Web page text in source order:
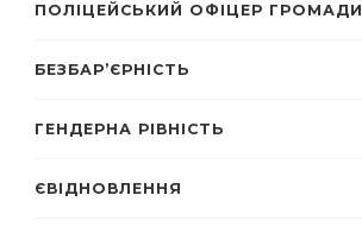
ПОЛІЦЕЙСЬКИЙ ОФІЦЕР ГРОМАДИ
БЕЗБАР’ЄРНІСТЬ
ГЕНДЕРНА РІВНІСТЬ
ЄВІДНОВЛЕННЯ